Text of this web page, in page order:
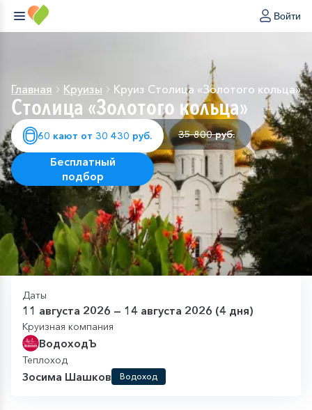
Войти
Главная Круизы Круиз Столица «Золотого кольца»
Столица «Золотого кольца»
60 кают от 30 430 руб. 35 800 руб.
Бесплатный
подбор
Даты
11 августа 2026 — 14 августа 2026 (4 дня)
Круизная компания
ВодоходЪ
Теплоход
Зосима Шашков Водоход